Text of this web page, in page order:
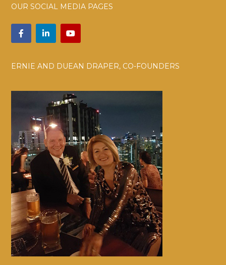
OUR SOCIAL MEDIA PAGES
ERNIE AND DUEAN DRAPER, CO-FOUNDERS